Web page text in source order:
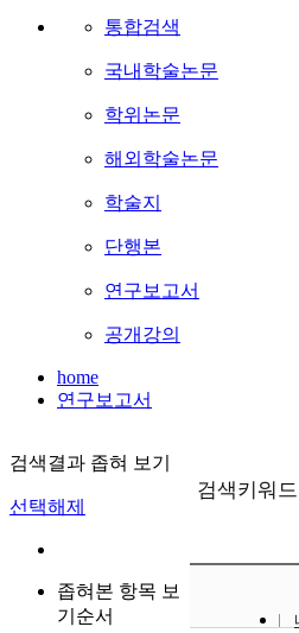
통합검색
국내학술논문
학위논문
해외학술논문
학술지
단행본
연구보고서
공개강의
home
연구보고서
검색결과 좁혀 보기
선택해제
좁혀본 항목 보
기순서
검색키워드